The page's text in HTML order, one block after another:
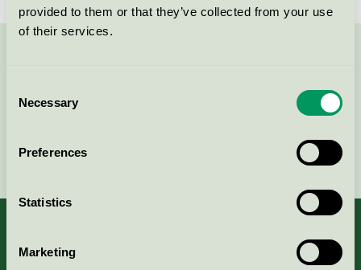
provided to them or that they’ve collected from your use
of their services.
Selection
Necessary
Preferences
Statistics
Marketing
Fortsätt